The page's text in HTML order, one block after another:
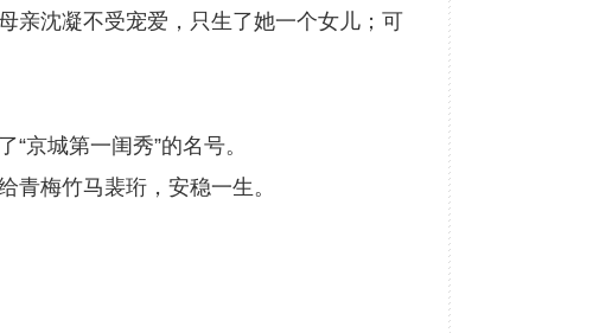
亲沈凝不受宠爱，只生了她一个女儿；可
京城第一闺秀”的名号。
青梅竹马裴珩，安稳一生。